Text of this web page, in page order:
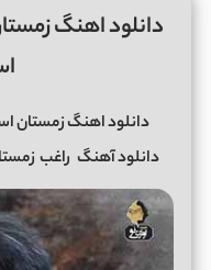
دانلود اهنگ
دانلود اهنگ زمستان
دانلود آهنگ راغب